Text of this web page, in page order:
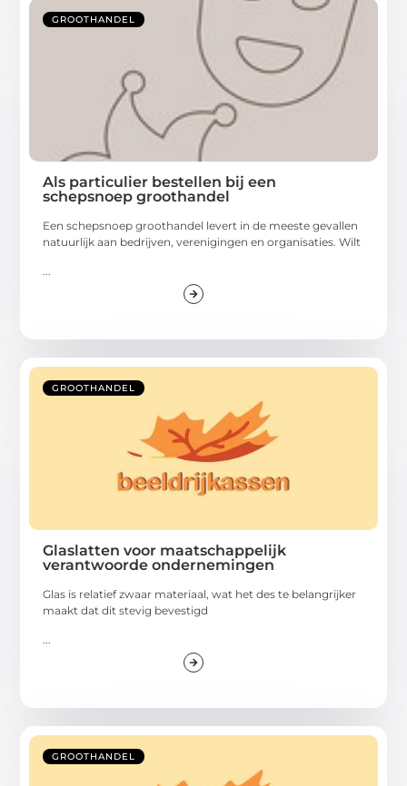
GROOTHANDEL
Als particulier bestellen bij een
schepsnoep groothandel
Een schepsnoep groothandel levert in de meeste gevallen
natuurlijk aan bedrijven, verenigingen en organisaties. Wilt
GROOTHANDEL
Glaslatten voor maatschappelijk
verantwoorde ondernemingen
Glas is relatief zwaar materiaal, wat het des te belangrijker
maakt dat dit stevig bevestigd
...
GROOTHANDEL